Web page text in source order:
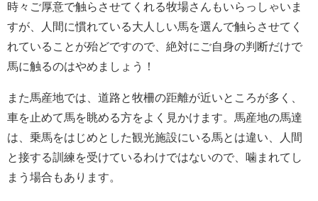
時々ご厚意で触らさせてくれる牧場さんもいらっしゃいま
すが、人間に慣れている大人しい馬を選んで触らさせてく
れていることが殆どですので、絶対にご自身の判断だけで
馬に触るのはやめましょう！
また馬産地では、道路と牧柵の距離が近いところが多く、
車を止めて馬を眺める方をよく見かけます。馬産地の馬達
は、乗馬をはじめとした観光施設にいる馬とは違い、人間
と接する訓練を受けているわけではないので、噛まれてし
まう場合もあります。